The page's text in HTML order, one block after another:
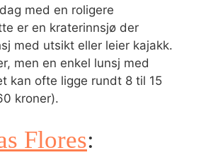
med en roligere
er en kraterinnsjø der
med utsikt eller leier kajakk.
men en enkel lunsj med
kan ofte ligge rundt 8 til 15
kroner).
Flores: